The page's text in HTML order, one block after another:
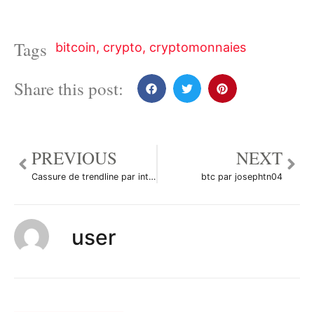
Tags bitcoin, crypto, cryptomonnaies
Share this post:
PREVIOUS
Cassure de trendline par intelligentDia71178
NEXT
btc par josephtn04
user